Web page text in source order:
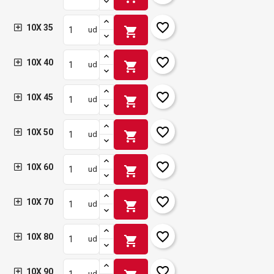
10X 35 ud shopping_cart favorite_border
10X 40 ud shopping_cart favorite_border
10X 45 ud shopping_cart favorite_border
10X 50 ud shopping_cart favorite_border
10X 60 ud shopping_cart favorite_border
10X 70 ud shopping_cart favorite_border
10X 80 ud shopping_cart favorite_border
10X 90